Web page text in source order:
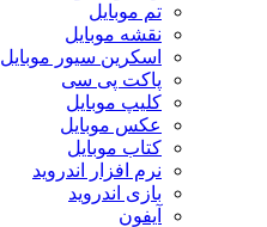
تم موبایل
نقشه موبایل
اسکرین سیور موبایل
پاکت پی سی
کلیپ موبایل
عکس موبایل
کتاب موبایل
نرم افزار اندروید
بازی اندروید
آیفون